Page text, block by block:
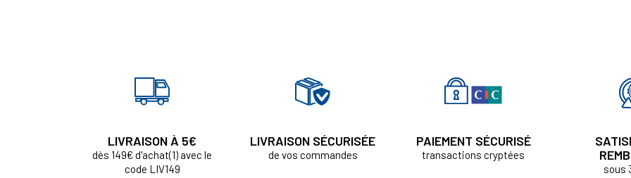
LIVRAISON À 5€
dès 149€ d'achat(1) avec le
code LIV149
LIVRAISON SÉCURISÉE
de vos commandes
PAIEMENT SÉCURISÉ
transactions cryptées
sous